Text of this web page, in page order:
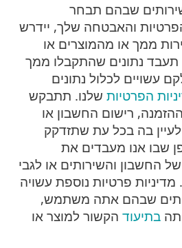
שבהם תבחר
והאבטחה שלך, יידרש
ממך או מהמוצרים או
השירותים שלנו. ESET תעבד נתונים שהתקבלו ממך
עשויים לכלול נתונים
הפרטיות שלנו. תתבקש
רישום החשבון או
בה בכל עת שתזדקק
שבו אנו מעבדים את
החשבון והשירותים או לגבי
מדיניות פרטיות נוספת עשויה
שבהם אתה משתמש,
בתיעוד הקשור למוצר או